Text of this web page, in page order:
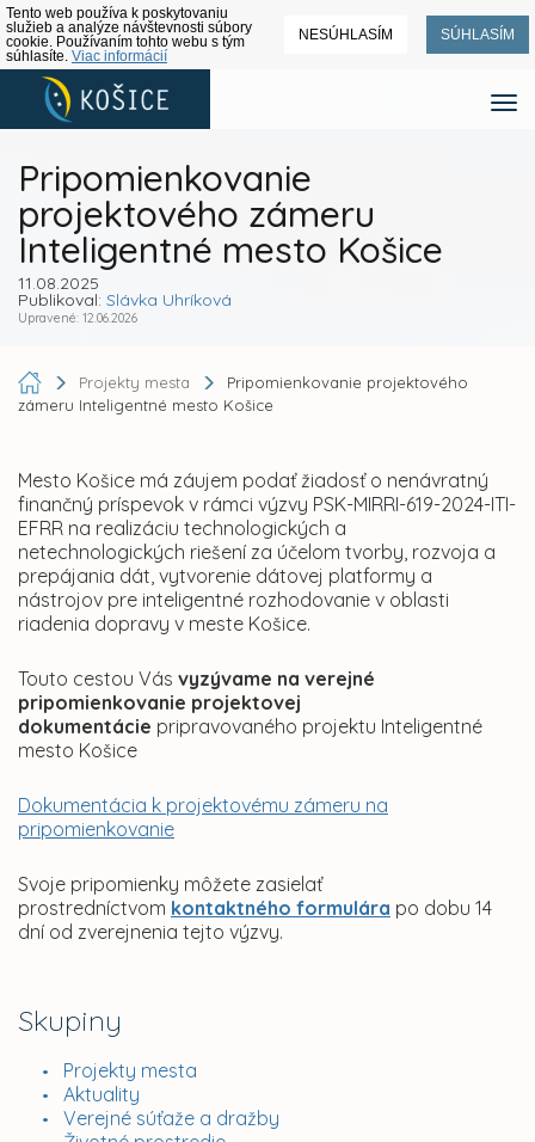
Tento web používa k poskytovaniu
služieb a analýze návštevnosti súbory
cookie. Používaním tohto webu s tým
súhlasíte. Viac informácií
NESÚHLASÍM SÚHLASÍM
Pripomienkovanie
projektového zámeru
Inteligentné mesto Košice
11.08.2025
Publikoval: Slávka Uhríková
Upravené: 12.06.2026
Skupiny
Projekty mesta
Aktuality
Verejné súťaže a dražby
Projekty mesta
Pripomienkovanie projektového
zámeru Inteligentné mesto Košice
Mesto Košice má záujem podať žiadosť o nenávratný
finančný príspevok v rámci výzvy PSK-MIRRI-619-2024-ITI-
EFRR na realizáciu technologických a
netechnologických riešení za účelom tvorby, rozvoja a
prepájania dát, vytvorenie dátovej platformy a
nástrojov pre inteligentné rozhodovanie v oblasti
riadenia dopravy v meste Košice.
Touto cestou Vás vyzývame na verejné
pripomienkovanie projektovej
dokumentácie pripravovaného projektu Inteligentné
mesto Košice
Dokumentácia k projektovému zámeru na
pripomienkovanie
Svoje pripomienky môžete zasielať
prostredníctvom kontaktného formulára po dobu 14
dní od zverejnenia tejto výzvy.